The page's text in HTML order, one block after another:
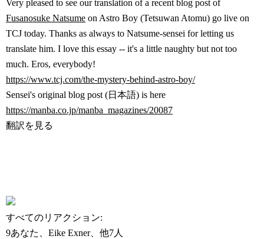
Very pleased to see our translation of a recent blog post of
Fusanosuke Natsume on Astro Boy (Tetsuwan Atomu) go live on
TCJ today. Thanks as always to Natsume-sensei for letting us
translate him. I love this essay -- it's a little naughty but not too
much. Eros, everybody!
https://www.tcj.com/the-mystery-behind-astro-boy/
Sensei's original blog post (日本語) is here
https://manba.co.jp/manba_magazines/20087
翻訳を見る
すべてのリアクション:
9あなた、Eike Exner、他7人